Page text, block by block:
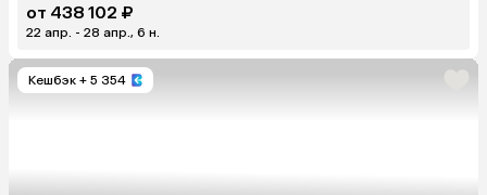
от 438 102 ₽
22 апр. - 28 апр., 6 н.
Кешбэк + 5 354